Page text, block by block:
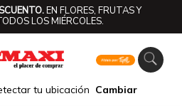
EN FLORES, FRUTAS Y
LOS MIÉRCOLES.
tu ubicación Cambiar